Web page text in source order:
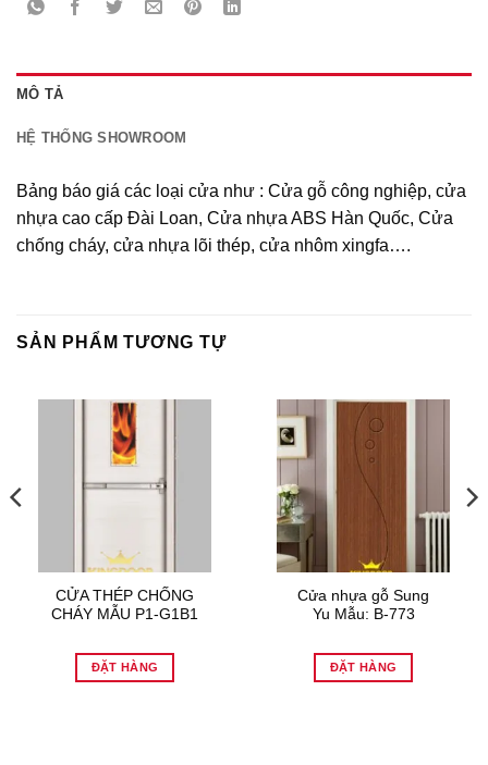
MÔ TẢ
HỆ THỐNG SHOWROOM
Bảng báo giá các loại cửa như : Cửa gỗ công nghiệp, cửa
nhựa cao cấp Đài Loan, Cửa nhựa ABS Hàn Quốc, Cửa
chống cháy, cửa nhựa lõi thép, cửa nhôm xingfa….
SẢN PHẨM TƯƠNG TỰ
CỬA THÉP CHỐNG
CHÁY MẪU P1-G1B1
ĐẶT HÀNG
Cửa nhựa gỗ Sung
Yu Mẫu: B-773
ĐẶT HÀNG